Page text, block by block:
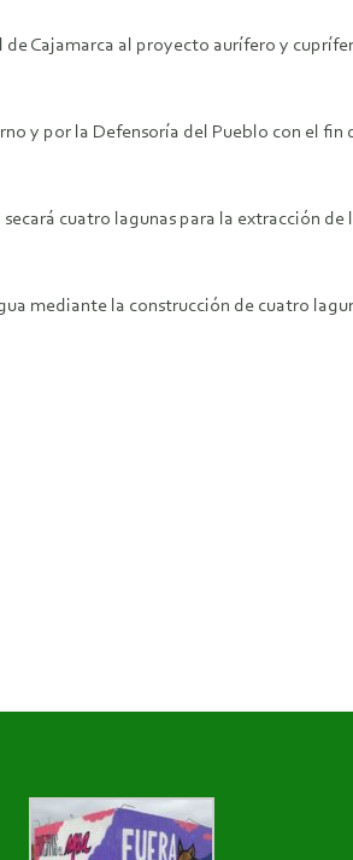
Cajamarca al proyecto aurífero y
y por la Defensoría del Pueblo con el
cuatro lagunas para la extracción
mediante la construcción de cuatro